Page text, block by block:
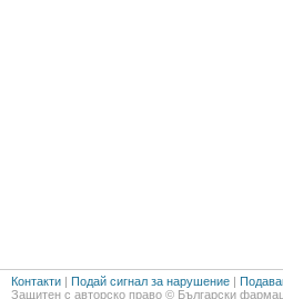
Контакти | Подай сигнал за нарушение |
Защитен с авторско право © Български